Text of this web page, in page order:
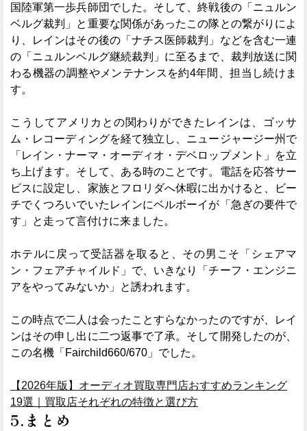
国陸軍第一歩兵師団でした。そして、終戦後の「ニュルン
ベルグ裁判」と重要な関係があったこの隊との繋がりによ
り、レインはその後の「ナチス医師裁判」などを含む一連
の「ニュルンベルグ継続裁判」に至るまで、裁判放送に関
わる機器の調整やメンテナンスを約4年間、担当し続けま
す。
こうしてアメリカとの関わりができたレインは、ゴッサ
ム・レコーディングを経て独立し、ニュージャージー州で
「レイン・ナーマ・オーディオ・デベロップメント」を立
ち上げます。そして、ある時のことです。電話を応答サー
ビスに設定し、家族とフロリダへ休暇に出かけると、ビー
チでくつろいでいたレインにベルボーイが「急ぎの要件で
す」と走って言付けに来ました。
ホテルに戻って受話器を取ると、その男こそ「シェアマ
ン・フェアチャイルド」で、いきなり「チーフ・エンジニ
アをやってみないか」と誘われます。
この時点で二人は会ったことすらなかったのですが、レイ
ンはその申し出に二つ返事で了承。そして開発したのが、
この名機「Fairchild660/670」でした。
【2026年版】オーディオ買取専門店おすすめランキング
19選｜買取店それぞれの特徴と選び方
5.まとめ